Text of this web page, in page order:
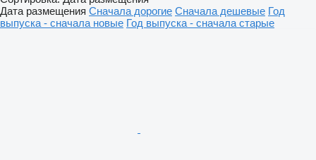
Дата размещения Сначала дорогие Сначала дешевые Год
выпуска - сначала новые Год выпуска - сначала старые